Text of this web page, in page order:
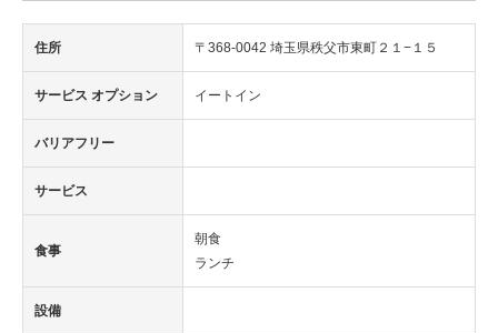
住所 〒368-0042 埼玉県秩父市東町２１−１５
サービス オプション イートイン
バリアフリー
サービス
食事
朝食
ランチ
設備